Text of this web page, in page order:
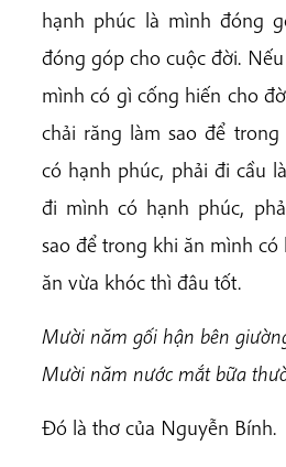
hạnh phúc là mình đóng
đóng góp cho cuộc đời.
mình có gì cống hiến cho
chải răng làm sao để
có hạnh phúc, phải đi cầu
đi mình có hạnh phúc,
sao để trong khi ăn mình có
ăn vừa khóc thì đâu tốt.
Mười năm gối hận bên
Mười năm nước mắt bữa
Đó là thơ của Nguyễn Bính.